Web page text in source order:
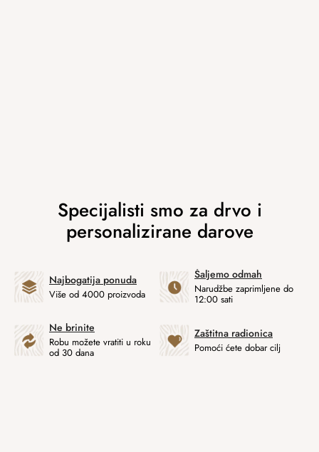
Najbogatija ponuda
Više od 4000 proizvoda
Šaljemo odmah
Narudžbe zaprimljene do
12:00 sati
Ne brinite
Robu možete vratiti u roku
od 30 dana
Zaštitna radionica
Pomoći ćete dobar cilj